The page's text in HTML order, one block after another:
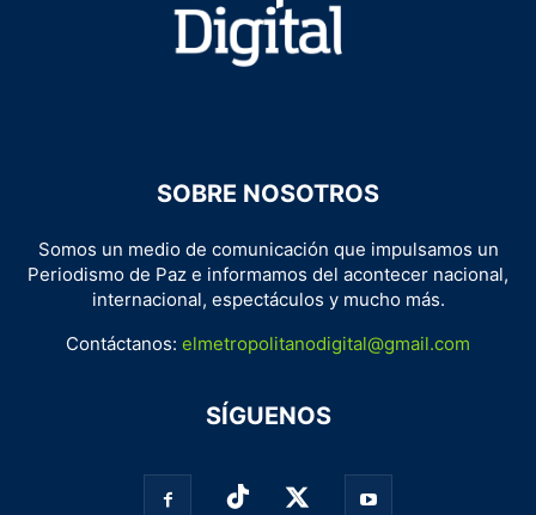
SOBRE NOSOTROS
Somos un medio de comunicación que impulsamos un
Periodismo de Paz e informamos del acontecer nacional,
internacional, espectáculos y mucho más.
Contáctanos: elmetropolitanodigital@gmail.com
SÍGUENOS